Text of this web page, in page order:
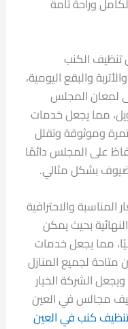
تنظيف الكنب
والبقع اليومية،
لمعان المجلس
مما يجعل خدمات
وموثوقة وتقلل
على المجلس دائمًا
بشكل مثالي.
والاحترافية
بحيث يمكن
مما يجعل خدمات
لجميع المنازل
الشركة الخيار
مجالس في العين
كنب في العين